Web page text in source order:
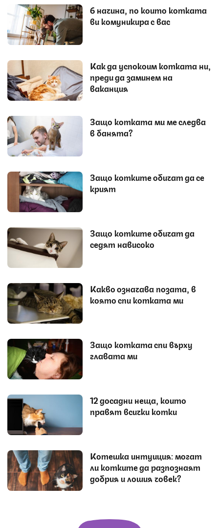
6 начина, по които котката
ви комуникира с вас
Как да успокоим котката ни,
преди да заминем на
ваканция
Защо котката ми ме следва
в банята?
Защо котките обичат да се
крият
Защо котките обичат да
седят нависоко
Какво означава позата, в
която спи котката ми
Защо котката спи върху
главата ми
12 досадни неща, които
правят всички котки
Котешка интуиция: могат
ли котките да разпознаят
добрия и лошия човек?